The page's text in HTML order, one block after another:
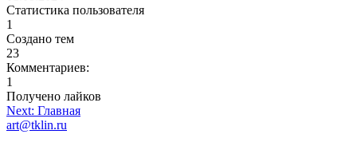
Статистика пользователя
1
Создано тем
23
Комментариев:
1
Получено лайков
Навигация
по
Next: Главная
art@tklin.ru